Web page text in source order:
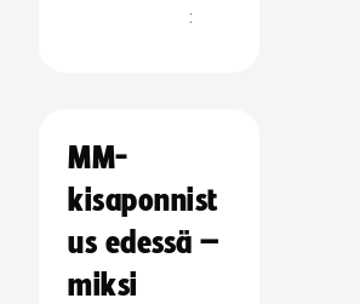
:
MM-
kisaponnist
us edessä –
miksi